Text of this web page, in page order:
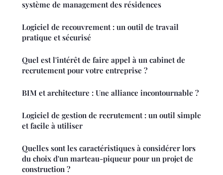
système de management des résidences
Logiciel de recouvrement : un outil de travail
pratique et sécurisé
Quel est l'intérêt de faire appel à un cabinet de
recrutement pour votre entreprise ?
BIM et architecture : Une alliance incontournable ?
Logiciel de gestion de recrutement : un outil simple
et facile à utiliser
Quelles sont les caractéristiques à considérer lors
du choix d'un marteau-piqueur pour un projet de
construction ?